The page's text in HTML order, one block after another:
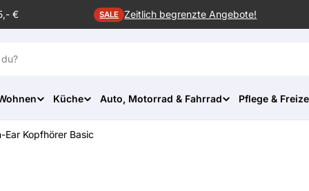
€ SALE Zeitlich begrenzte Angebote!
Küche Auto, Motorrad & Fahrrad Pflege &
Ear Kopfhörer Basic